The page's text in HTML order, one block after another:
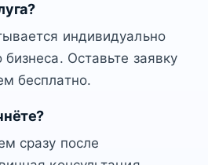
индивидуально
Оставьте заявку
бесплатно.
сразу после